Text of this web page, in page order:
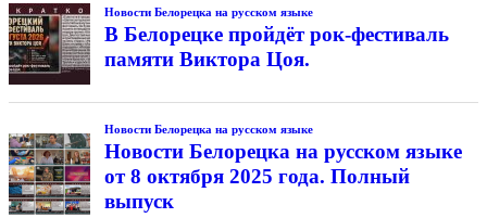
Новости Белорецка на русском языке
В Белорецке пройдёт рок-фестиваль
памяти Виктора Цоя.
Новости Белорецка на русском языке
Новости Белорецка на русском языке
от 8 октября 2025 года. Полный
выпуск